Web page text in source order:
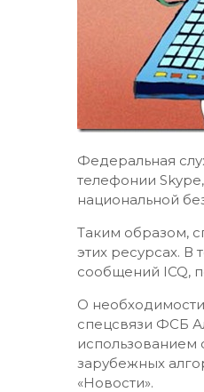
Федеральная
телефонии
национальной
Таким образом,
этих ресурсах.
сообщений ICQ,
О
спецсвязи ФСБ
зарубежных
«Новости».